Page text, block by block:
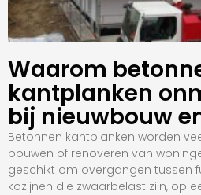
Waarom
kantplanken
bij nieuwbouw
Betonnen kantplanken worden
bouwen of renoveren van
geschikt om overgangen tussen
kozijnen die zwaarbelast zijn, op